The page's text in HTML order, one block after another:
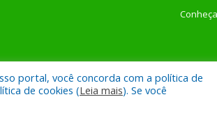
Mapa do Site
portal, você concorda com a política de
de cookies (Leia mais). Se você